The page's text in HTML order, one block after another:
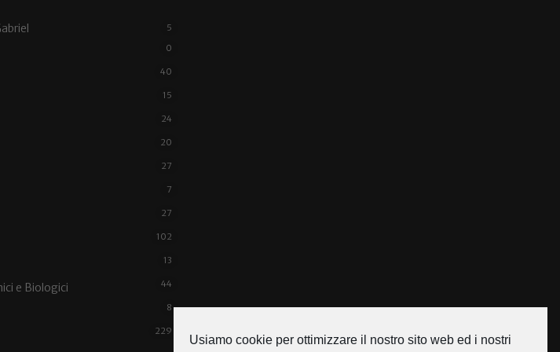
5
0
40
15
24
20
27
7
27
102
13
e Biologici 44
8
229
Usiamo cookie per ottimizzare il nostro sito web ed i nostri